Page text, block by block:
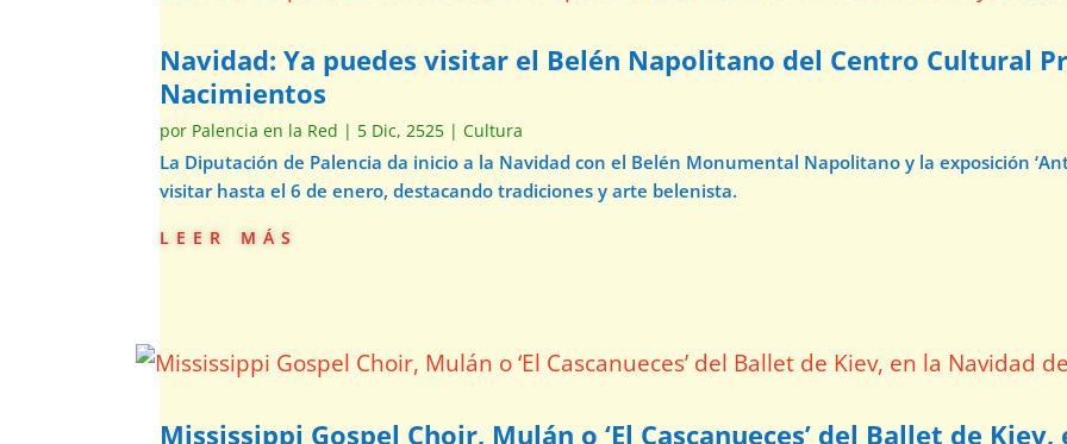
Navidad: Ya puedes visitar el Belén Napolitano del Centro Cultural
Nacimientos
por Palencia en la Red | 5 Dic, 2525 |Cultura
La Diputación de Palencia da inicio a la Navidad con el Belén Monumental Napolitano y la exposición
visitar hasta el 6 de enero, destacando tradiciones y arte belenista.
leer más
Mississippi Gospel Choir, Mulán o ‘El Cascanueces’ del Ballet de